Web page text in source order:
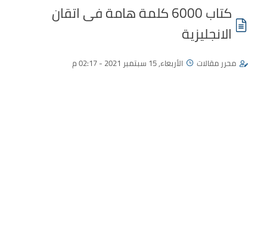
كتاب 6000 كلمة هامة فى اتقان
الانجليزية
محرر مقالات الأربعاء, 15 سبتمبر 2021 - 02:17 م